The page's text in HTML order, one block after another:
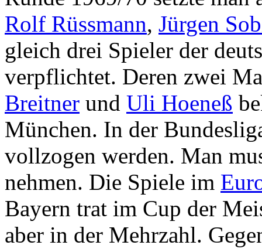
Rolf Rüssmann, Jürgen
gleich drei Spieler der
verpflichtet. Deren zwei
Breitner und Uli Hoeneß
München. In der
vollzogen werden. Man
nehmen. Die Spiele im
Bayern trat im Cup der
aber in der Mehrzahl.